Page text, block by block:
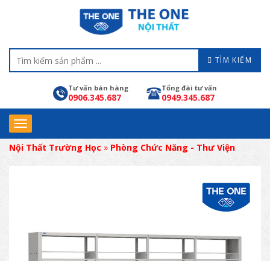
TÌM KIẾM
Tư vấn bán hàng
0906.345.687
Tổng đài tư vấn
0949.345.687
Nội Thất Trường Học » Phòng Chức Năng - Thư Viện